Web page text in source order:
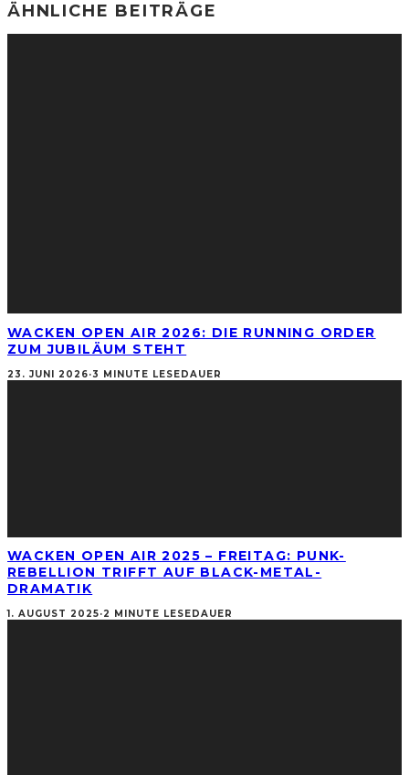
ÄHNLICHE BEITRÄGE
WACKEN OPEN AIR 2026: DIE RUNNING ORDER
ZUM JUBILÄUM STEHT
23. JUNI 2026·3 MINUTE LESEDAUER
WACKEN OPEN AIR 2025 – FREITAG: PUNK-
REBELLION TRIFFT AUF BLACK-METAL-
DRAMATIK
1. AUGUST 2025·2 MINUTE LESEDAUER